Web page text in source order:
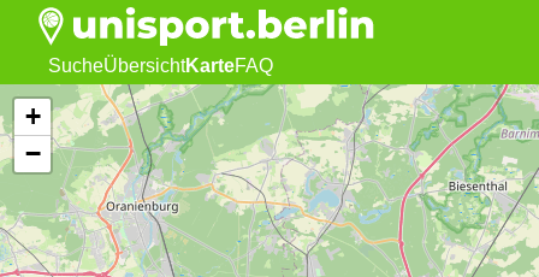
SucheÜbersichtKarteFAQ
+
−